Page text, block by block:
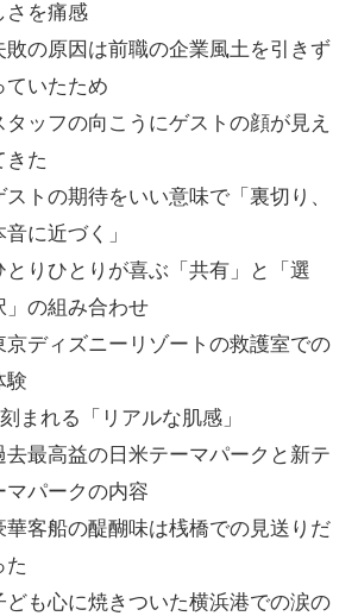
さを痛感
敗の原因は前職の企業風土を引きず
ていたため
タッフの向こうにゲストの顔が見え
きた
ストの期待をいい意味で「裏切り、
音に近づく」
とりひとりが喜ぶ「共有」と「選
」の組み合わせ
京ディズニーリゾートの救護室での
験
まれる「リアルな肌感」
去最高益の日米テーマパークと新テ
マパークの内容
華客船の醍醐味は桟橋での見送りだ
た
ども心に焼きついた横浜港での涙の